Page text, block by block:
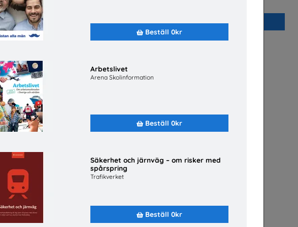
Beställ 0kr
Arbetslivet
Arena Skolinformation
Beställ 0kr
Säkerhet och järnväg – om risker med
spårspring
Trafikverket
Beställ 0kr
Beställ 0kr Beställ 0kr